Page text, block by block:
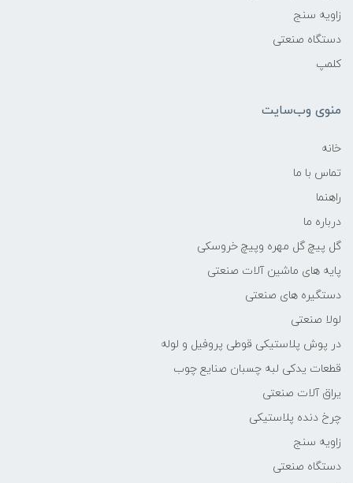
زاویه سنج
دستگاه صنعتی
کلمپ
منوی وب‌سایت
خانه
تماس با ما
راهنما
درباره ما
گل پیچ گل مهره وپیچ خروسکی
پایه های ماشین آلات صنعتی
دستگیره های صنعتی
لولا صنعتی
در پوش پلاستیکی قوطی پروفیل و لوله
قطعات یدکی لبه چسبان صنایع چوب
یراق آلات صنعتی
چرخ دنده پلاستیکی
زاویه سنج
دستگاه صنعتی